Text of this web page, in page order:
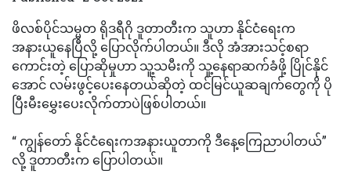
ဖိလစ်ပိုင်သမ္မတ ရိုဒရီဂို ဒူတာတီးက သူဟာ နိုင်ငံရေးက
အနားယူနေပြီလို့ ပြောလိုက်ပါတယ်။ ဒီလို အံအားသင့်စရာ
ကောင်းတဲ့ ပြောဆိုမှုဟာ သူ့သမီးကို သူ့နေရာဆက်ခံဖို့ ပြိုင်နိုင်
အောင် လမ်းဖွင့်ပေးနေတယ်ဆိုတဲ့ ထင်မြင်ယူဆချက်တွေကို ပို
ပြီးမီးမွှေးပေးလိုက်တာပဲဖြစ်ပါတယ်။
“ ကျွန်တော် နိုင်ငံရေးကအနားယူတာကို ဒီနေ့ကြေညာပါတယ်”
လို့ ဒူတာတီးက ပြောပါတယ်။